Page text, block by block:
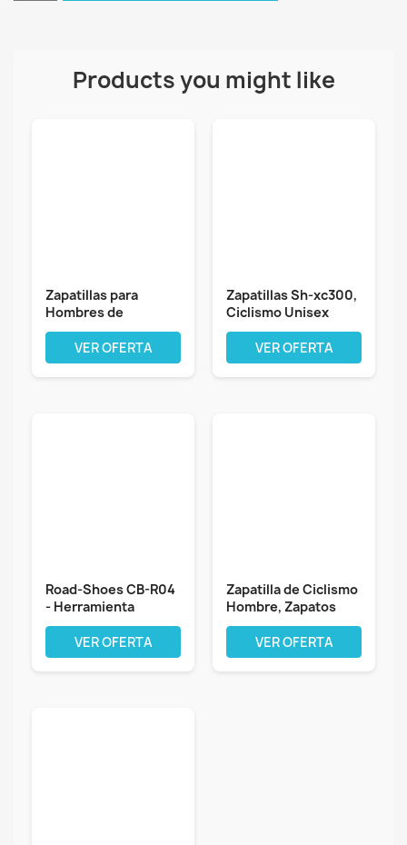
Products you might like
Zapatillas para
Hombres de
montaña en
Bicicleta...
VER OFERTA
Zapatillas Sh-xc300,
Ciclismo Unisex
Adulto
VER OFERTA
Road-Shoes CB-R04
- Herramienta
Manual para...
VER OFERTA
Zapatilla de Ciclismo
Hombre, Zapatos
Bicicleta...
VER OFERTA